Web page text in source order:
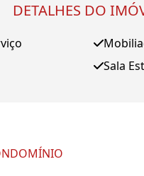
DETALHES DO
Sala